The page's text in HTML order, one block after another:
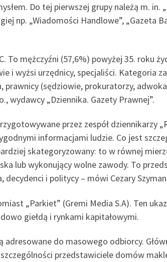
Do tej pierwszej grupy należą m. in.
np. „Wiadomości Handlowe”, „Gazeta
mężczyźni (57,6%) powyżej 35. roku
i wyżsi urzędnicy, specjaliści. Kategoria
(sędziowie, prokuratorzy,
wydawcy „Dziennika. Gazety Prawnej”.
przez zespół dziennikarzy
informacjami ludzie. Co jest
skategoryzowany: to w równej
lub wykonujący wolne zawody. To
i politycy – mówi Cezary
„Parkiet” (Gremi Media S.A). Ten
giełdą i rynkami kapitałowymi.
do masowego odbiorcy.
przedstawiciele domów